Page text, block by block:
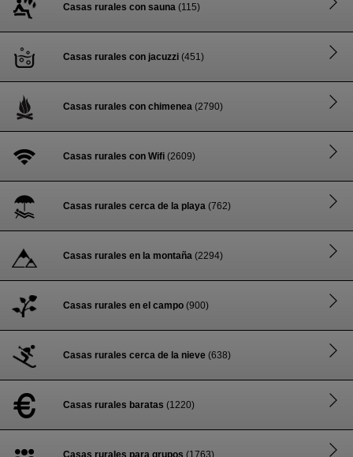
Casas rurales con sauna (115)
Casas rurales con jacuzzi (451)
Casas rurales con chimenea (2790)
Casas rurales con Wifi (2609)
Casas rurales cerca de la playa (762)
Casas rurales en la montaña (2294)
Casas rurales en el campo (900)
Casas rurales cerca de la nieve (638)
Casas rurales baratas (1220)
Casas rurales para grupos (1763)